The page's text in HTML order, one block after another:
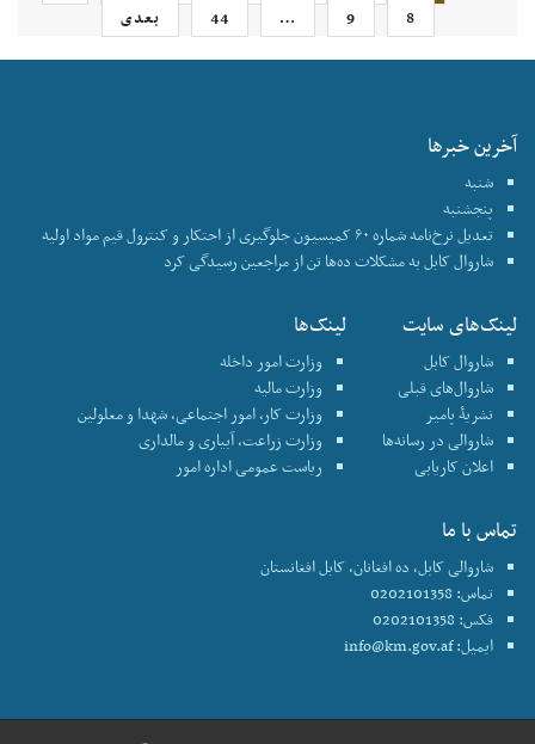
8
9
…
44 بعدی
آخرین خبرها
شنبه
پنجشنبه
تعدیل نرخ‌نامه شماره ۶۰ کمیسیون جلوگیری از احتکار و کنترول قیم مواد اولیه
شاروال کابل به مشکلات ده‌ها تن از مراجعین رسیدگی کرد
لینک‌های سایت
شاروال کابل
شاروال‌های قبلی
نشریۀ پامیر
شاروالی در رسانه‌ها
اعلان کاریابی
لینک‌ها
وزارت امور داخله
وزارت مالیه
وزارت کار، امور اجتماعی، شهدا و معلولین
وزارت زراعت، آبیاری و مالداری
ریاست عمومی اداره امور
تماس با ما
شاروالی کابل، ده افغانان، کابل افغانستان
تماس: 0202101358
فکس: 0202101358
ایمیل:info@km.gov.af